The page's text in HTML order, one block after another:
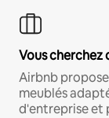
Vous cherchez
Airbnb
meublés
d'entreprise et